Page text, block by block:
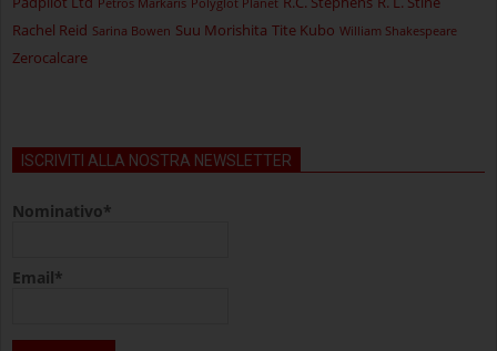
Petros Markaris Polyglot Planet
Rachel Reid Sarina Bowen Suu Morishita Tite Kubo William Shakespeare
Zerocalcare
ISCRIVITI ALLA NOSTRA NEWSLETTER
Nominativo*
Email*